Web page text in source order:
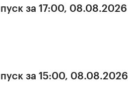
за 17:00, 08.08.2026
за 15:00, 08.08.2026